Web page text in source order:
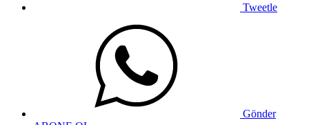
Tweetle
Gönder